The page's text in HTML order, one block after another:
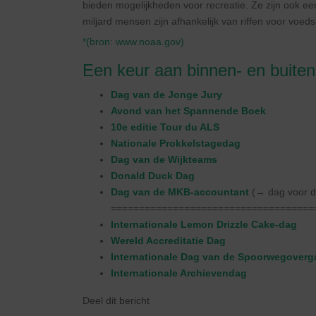
bieden mogelijkheden voor recreatie. Ze zijn ook
miljard mensen zijn afhankelijk van riffen voor
*(bron: www.noaa.gov)
Een keur aan binnen- en
Dag van de Jonge Jury
Avond van het Spannende Boek
10e editie Tour du ALS
Nationale Prokkelstagedag
Dag van de Wijkteams
Donald Duck Dag
Dag van de MKB-accountant (→ dag voor
Internationale Lemon Drizzle Cake-dag
Wereld Accreditatie Dag
Internationale Dag van de
Internationale Archievendag
Deel dit bericht